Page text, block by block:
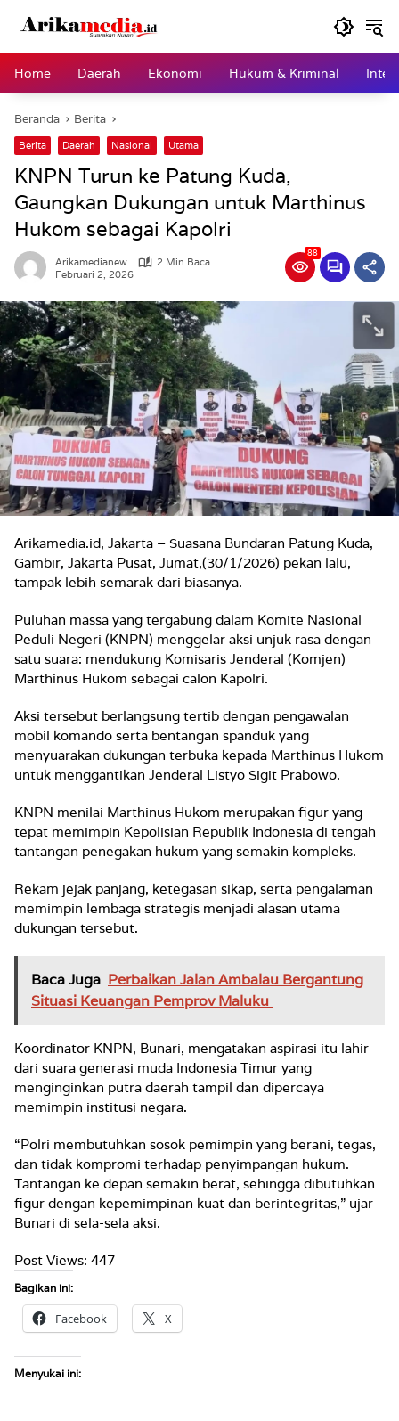
Home
Daerah Ekonomi Hukum & Kriminal
Beranda Berita
Berita Daerah Nasional Utama
KNPN Turun ke Patung Kuda,
Gaungkan Dukungan untuk Marthinus
Hukom sebagai Kapolri
Arikamedianew
2 Min Baca
Februari 2, 2026
88
Arikamedia.id, Jakarta – Suasana Bundaran Patung Kuda,
Gambir, Jakarta Pusat, Jumat,(30/1/2026) pekan lalu,
tampak lebih semarak dari biasanya.
Puluhan massa yang tergabung dalam Komite Nasional
Peduli Negeri (KNPN) menggelar aksi unjuk rasa dengan
satu suara: mendukung Komisaris Jenderal (Komjen)
Marthinus Hukom sebagai calon Kapolri.
Aksi tersebut berlangsung tertib dengan pengawalan
mobil komando serta bentangan spanduk yang
menyuarakan dukungan terbuka kepada Marthinus Hukom
untuk menggantikan Jenderal Listyo Sigit Prabowo.
KNPN menilai Marthinus Hukom merupakan figur yang
tepat memimpin Kepolisian Republik Indonesia di tengah
tantangan penegakan hukum yang semakin kompleks.
Rekam jejak panjang, ketegasan sikap, serta pengalaman
memimpin lembaga strategis menjadi alasan utama
dukungan tersebut.
Baca Juga Perbaikan Jalan Ambalau Bergantung
Situasi Keuangan Pemprov Maluku
Koordinator KNPN, Bunari, mengatakan aspirasi itu lahir
dari suara generasi muda Indonesia Timur yang
menginginkan putra daerah tampil dan dipercaya
memimpin institusi negara.
“Polri membutuhkan sosok pemimpin yang berani, tegas,
dan tidak kompromi terhadap penyimpangan hukum.
Tantangan ke depan semakin berat, sehingga dibutuhkan
figur dengan kepemimpinan kuat dan berintegritas,” ujar
Bunari di sela-sela aksi.
Post Views: 447
Bagikan ini:
Facebook X
Menyukai ini: